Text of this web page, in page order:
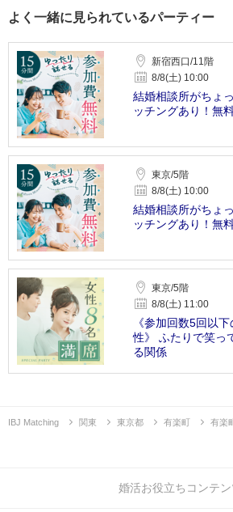
よく一緒に見られているパーティー
新宿西口/11階
8/8(土) 10:00
結婚相談所がちょ
ッチングあり！無
東京/5階
8/8(土) 10:00
結婚相談所がちょ
ッチングあり！無
東京/5階
8/8(土) 11:00
《参加回数5回以
性》 ふたりで笑っ
る関係
IBJ Matching 関東 東京都 有楽町 有楽
婚活お役立ちコンテン